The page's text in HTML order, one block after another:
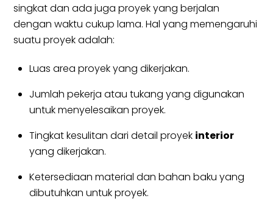
singkat dan ada juga proyek yang berjalan
dengan waktu cukup lama. Hal yang memengaruhi
suatu proyek adalah:
Luas area proyek yang dikerjakan.
Jumlah pekerja atau tukang yang digunakan
untuk menyelesaikan proyek.
Tingkat kesulitan dari detail proyek interior
yang dikerjakan.
Ketersediaan material dan bahan baku yang
dibutuhkan untuk proyek.